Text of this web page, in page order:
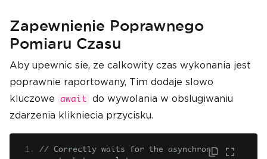
Zapewnienie Poprawnego
Pomiaru Czasu
Aby upewnic sie, ze calkowity czas wykonania jest
poprawnie raportowany, Tim dodaje slowo
kluczowe
await
do wywolania w obslugiwaniu
zdarzenia klikniecia przycisku.
// Correctly waits for the asynchron